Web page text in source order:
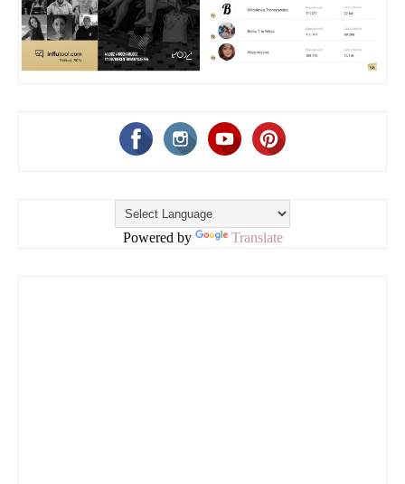
Powered by Translate